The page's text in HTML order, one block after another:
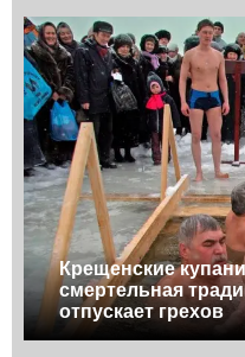
Крещенские
смертельная
отпускает грехов